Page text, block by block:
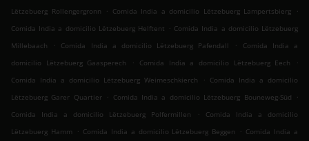
Lëtzebuerg Rollengergronn
. Comida India a domicilio Lëtzebuerg Lampertsbierg
.
Comida India a domicilio Lëtzebuerg Helftent . Comida India a domicilio Lëtzebuerg
Millebaach
. Comida India a domicilio Lëtzebuerg Pafendall .
Comida India a
domicilio Lëtzebuerg Gaasperech
. Comida India a domicilio Lëtzebuerg Eech
.
Comida India a domicilio Lëtzebuerg Weimeschkierch
. Comida India a domicilio
Lëtzebuerg Garer Quartier . Comida India a domicilio Lëtzebuerg Bouneweg-Süd
.
Comida India a domicilio Lëtzebuerg Polfermillen
.
Comida India a domicilio
Lëtzebuerg Hamm
. Comida India a domicilio Lëtzebuerg Beggen . Comida India a